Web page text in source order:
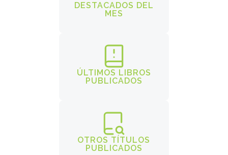
DESTACADOS DEL
MES
ÚLTIMOS LIBROS
PUBLICADOS
OTROS TÍTULOS
PUBLICADOS